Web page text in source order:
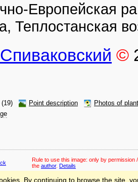
Европейская
Теплостанская
©
(19) Point description
Photos of
Rule to use this image: only by permission
the author. Details
By continuing to browse the site,